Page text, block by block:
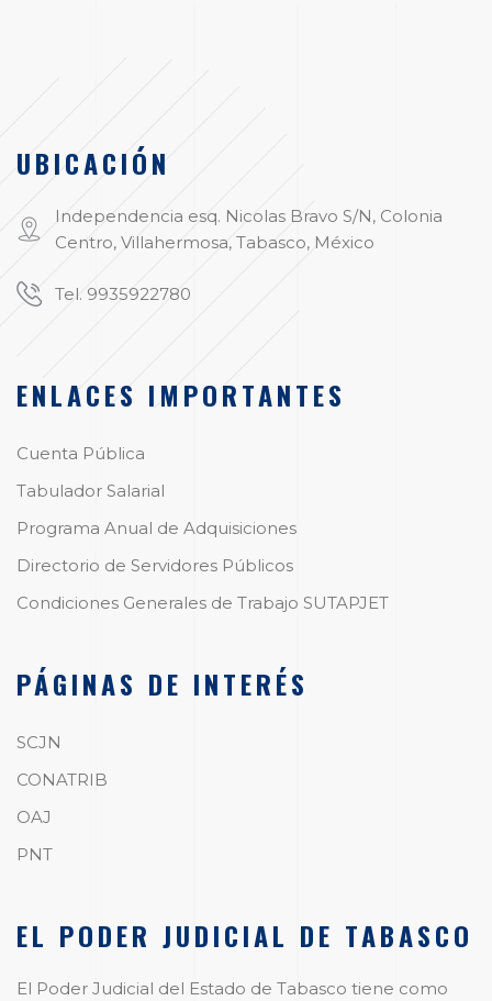
UBICACIÓN
Independencia esq. Nicolas Bravo S/N, Colonia
Centro, Villahermosa, Tabasco, México
Tel. 9935922780
ENLACES IMPORTANTES
Cuenta Pública
Tabulador Salarial
Programa Anual de Adquisiciones
Directorio de Servidores Públicos
Condiciones Generales de Trabajo SUTAPJET
PÁGINAS DE INTERÉS
SCJN
CONATRIB
OAJ
PNT
EL PODER JUDICIAL DE TABASCO
El Poder Judicial del Estado de Tabasco tiene como